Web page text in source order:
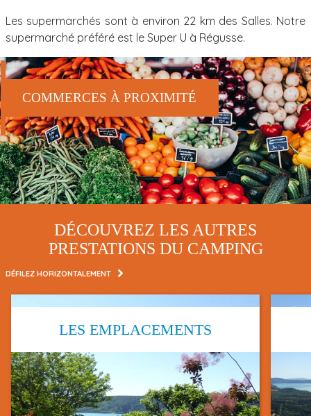
Les supermarchés sont à environ 22 km des Salles. Notre
supermarché préféré est le Super U à Régusse.
COMMERCES À PROXIMITÉ
DÉCOUVREZ LES AUTRES
PRESTATIONS DU CAMPING
DÉFILEZ HORIZONTALEMENT
LES EMPLACEMENTS